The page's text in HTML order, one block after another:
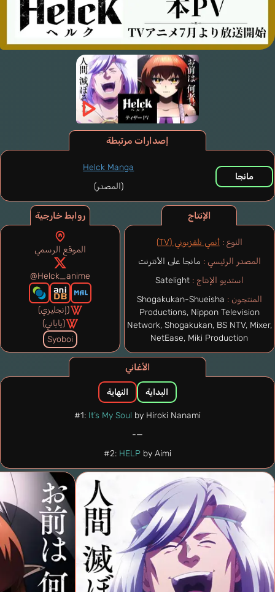
الإنتاج
النوع :أنمي تلفزيوني (TV)
المصدر الرئيسي : مانجا على الأنترنت
استديو الإنتاج : Satelight
المنتجون : Shogakukan-Shueisha
Productions, Nippon Television
Network, Shogakukan, BS NTV, Mixer,
NetEase, Miki Production
إصدارات مرتبطة
مانجا
Helck Manga
(المصدر)
الأغاني
البداية النهاية
#1: It’s My Soul by Hiroki Nanami
—-
#2: HELP by Aimi
روابط خارجية
الموقع الرسمي
@Helck_anime
(إنجليزي)
(ياباني)
Syoboi